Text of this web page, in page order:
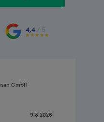
4,4 / 5
9.8.2026
GmbH